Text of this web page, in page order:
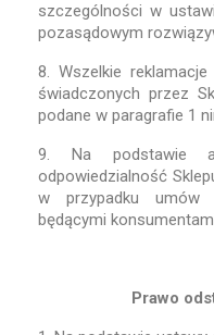
szczególności w
pozasądowym
8. Wszelkie
świadczonych przez
podane w paragrafie 1
9. Na podstawie
odpowiedzialność
w przypadku umów
będącymi
Prawo